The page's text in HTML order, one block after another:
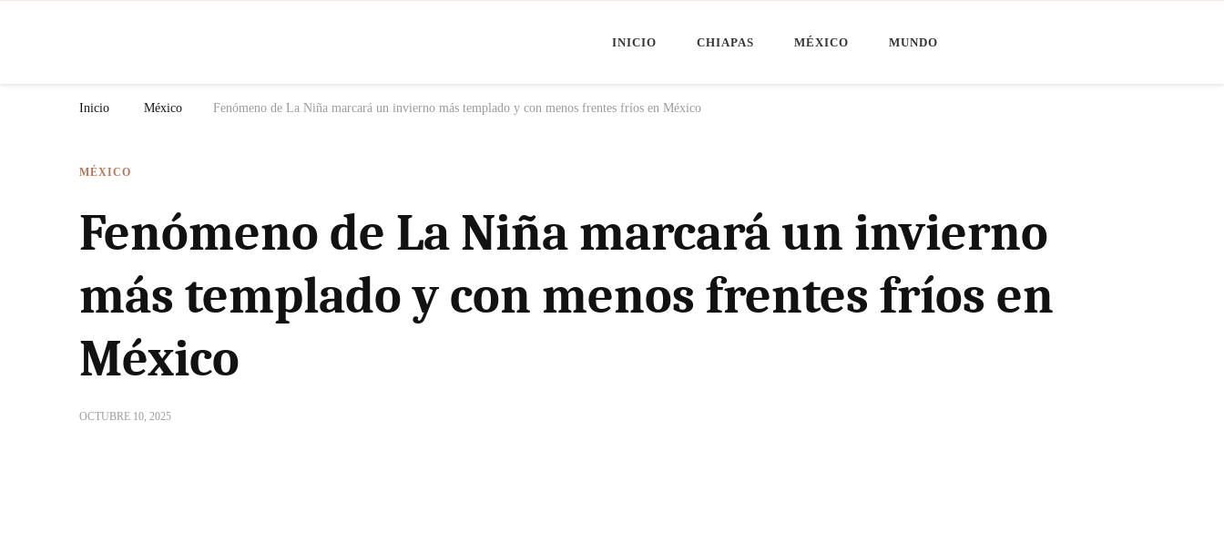
INICIO CHIAPAS MÉXICO MUNDO
Inicio México Fenómeno de La Niña marcará un invierno más templado y con menos frentes fríos en México
MÉXICO
Fenómeno de La Niña marcará un invierno
más templado y con menos frentes fríos en
México
OCTUBRE 10, 2025